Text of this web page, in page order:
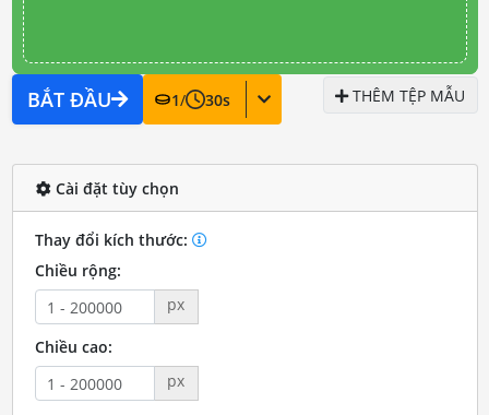
BẮT ĐẦU 1/ 30s THÊM TỆP MẪU
Cài đặt tùy chọn
Thay đổi kích thước:
Chiều rộng:
px
Chiều cao:
px